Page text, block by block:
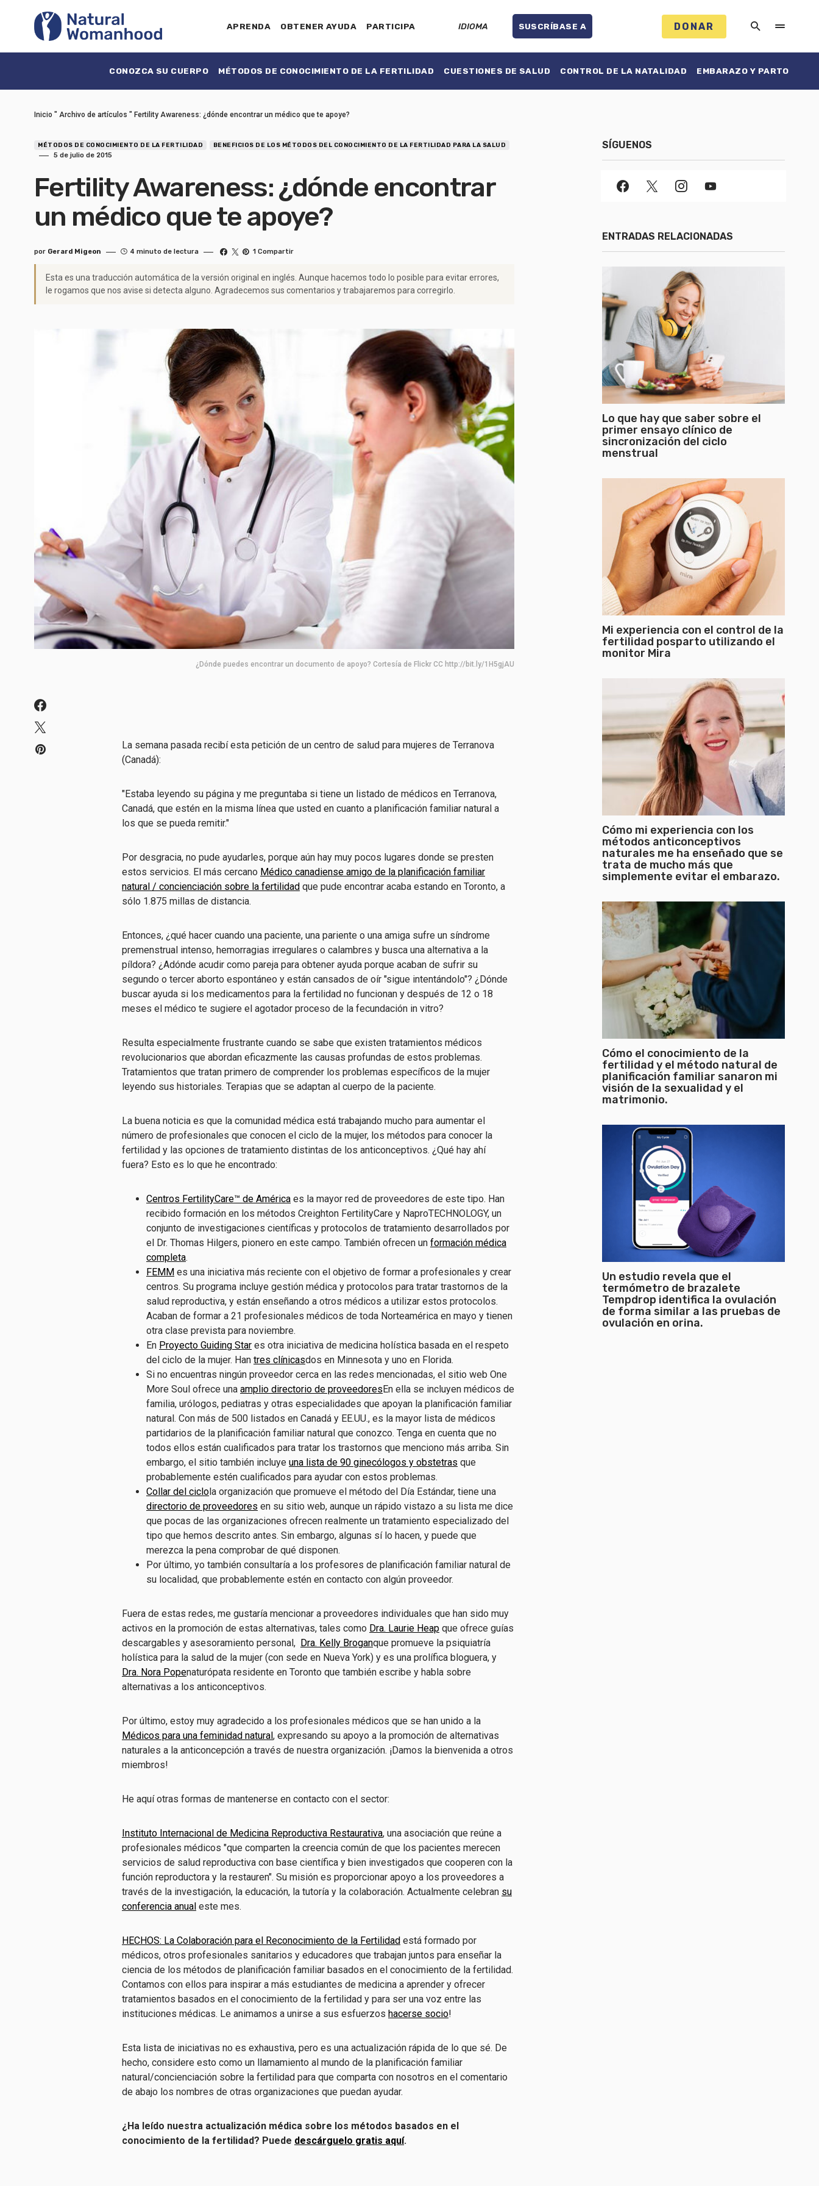
APRENDA OBTENER AYUDA PARTICIPA IDIOMA SUSCRÍBASE A DONAR
CONOZCA SU CUERPO MÉTODOS DE CONOCIMIENTO DE LA FERTILIDAD CUESTIONES DE SALUD CONTROL DE LA NATALIDAD EMBARAZO Y PARTO
Inicio " Archivo de artículos " Fertility Awareness: ¿dónde encontrar un médico que te apoye?
MÉTODOS DE CONOCIMIENTO DE LA FERTILIDAD BENEFICIOS DE LOS MÉTODOS DEL CONOCIMIENTO DE LA FERTILIDAD PARA LA SALUD
5 de julio de 2015
Fertility Awareness: ¿dónde encontrar
un médico que te apoye?
por Gerard Migeon 4 minuto de lectura 1 Compartir
Esta es una traducción automática de la versión original en inglés. Aunque hacemos todo lo posible para evitar errores,
le rogamos que nos avise si detecta alguno. Agradecemos sus comentarios y trabajaremos para corregirlo.
¿Dónde puedes encontrar un documento de apoyo? Cortesía de Flickr CC http://bit.ly/1H5gjAU
La semana pasada recibí esta petición de un centro de salud para mujeres de Terranova
(Canadá):
"Estaba leyendo su página y me preguntaba si tiene un listado de médicos en Terranova,
Canadá, que estén en la misma línea que usted en cuanto a planificación familiar natural a
los que se pueda remitir."
Por desgracia, no pude ayudarles, porque aún hay muy pocos lugares donde se presten
estos servicios. El más cercano Médico canadiense amigo de la planificación familiar
natural / concienciación sobre la fertilidad que pude encontrar acaba estando en Toronto, a
sólo 1.875 millas de distancia.
Entonces, ¿qué hacer cuando una paciente, una pariente o una amiga sufre un síndrome
premenstrual intenso, hemorragias irregulares o calambres y busca una alternativa a la
píldora? ¿Adónde acudir como pareja para obtener ayuda porque acaban de sufrir su
segundo o tercer aborto espontáneo y están cansados de oír "sigue intentándolo"? ¿Dónde
buscar ayuda si los medicamentos para la fertilidad no funcionan y después de 12 o 18
meses el médico te sugiere el agotador proceso de la fecundación in vitro?
Resulta especialmente frustrante cuando se sabe que existen tratamientos médicos
revolucionarios que abordan eficazmente las causas profundas de estos problemas.
Tratamientos que tratan primero de comprender los problemas específicos de la mujer
leyendo sus historiales. Terapias que se adaptan al cuerpo de la paciente.
La buena noticia es que la comunidad médica está trabajando mucho para aumentar el
número de profesionales que conocen el ciclo de la mujer, los métodos para conocer la
fertilidad y las opciones de tratamiento distintas de los anticonceptivos. ¿Qué hay ahí
fuera? Esto es lo que he encontrado:
Centros FertilityCare™ de América es la mayor red de proveedores de este tipo. Han
recibido formación en los métodos Creighton FertilityCare y NaproTECHNOLOGY, un
conjunto de investigaciones científicas y protocolos de tratamiento desarrollados por
el Dr. Thomas Hilgers, pionero en este campo. También ofrecen un formación médica
completa.
FEMM es una iniciativa más reciente con el objetivo de formar a profesionales y crear
centros. Su programa incluye gestión médica y protocolos para tratar trastornos de la
salud reproductiva, y están enseñando a otros médicos a utilizar estos protocolos.
Acaban de formar a 21 profesionales médicos de toda Norteamérica en mayo y tienen
otra clase prevista para noviembre.
En Proyecto Guiding Star es otra iniciativa de medicina holística basada en el respeto
del ciclo de la mujer. Han tres clínicasdos en Minnesota y uno en Florida.
Si no encuentras ningún proveedor cerca en las redes mencionadas, el sitio web One
More Soul ofrece una amplio directorio de proveedoresEn ella se incluyen médicos de
familia, urólogos, pediatras y otras especialidades que apoyan la planificación familiar
natural. Con más de 500 listados en Canadá y EE.UU., es la mayor lista de médicos
partidarios de la planificación familiar natural que conozco. Tenga en cuenta que no
todos ellos están cualificados para tratar los trastornos que menciono más arriba. Sin
embargo, el sitio también incluye una lista de 90 ginecólogos y obstetras que
probablemente estén cualificados para ayudar con estos problemas.
Collar del ciclola organización que promueve el método del Día Estándar, tiene una
directorio de proveedores en su sitio web, aunque un rápido vistazo a su lista me dice
que pocas de las organizaciones ofrecen realmente un tratamiento especializado del
tipo que hemos descrito antes. Sin embargo, algunas sí lo hacen, y puede que
merezca la pena comprobar de qué disponen.
Por último, yo también consultaría a los profesores de planificación familiar natural de
su localidad, que probablemente estén en contacto con algún proveedor.
Fuera de estas redes, me gustaría mencionar a proveedores individuales que han sido muy
activos en la promoción de estas alternativas, tales como Dra. Laurie Heap que ofrece guías
descargables y asesoramiento personal, Dra. Kelly Broganque promueve la psiquiatría
holística para la salud de la mujer (con sede en Nueva York) y es una prolífica bloguera, y
Dra. Nora Popenaturópata residente en Toronto que también escribe y habla sobre
alternativas a los anticonceptivos.
Por último, estoy muy agradecido a los profesionales médicos que se han unido a la
Médicos para una feminidad natural, expresando su apoyo a la promoción de alternativas
naturales a la anticoncepción a través de nuestra organización. ¡Damos la bienvenida a otros
miembros!
He aquí otras formas de mantenerse en contacto con el sector:
Instituto Internacional de Medicina Reproductiva Restaurativa, una asociación que reúne a
profesionales médicos "que comparten la creencia común de que los pacientes merecen
servicios de salud reproductiva con base científica y bien investigados que cooperen con la
función reproductora y la restauren". Su misión es proporcionar apoyo a los proveedores a
través de la investigación, la educación, la tutoría y la colaboración. Actualmente celebran su
conferencia anual este mes.
HECHOS: La Colaboración para el Reconocimiento de la Fertilidad está formado por
médicos, otros profesionales sanitarios y educadores que trabajan juntos para enseñar la
ciencia de los métodos de planificación familiar basados en el conocimiento de la fertilidad.
Contamos con ellos para inspirar a más estudiantes de medicina a aprender y ofrecer
tratamientos basados en el conocimiento de la fertilidad y para ser una voz entre las
instituciones médicas. Le animamos a unirse a sus esfuerzos hacerse socio!
Esta lista de iniciativas no es exhaustiva, pero es una actualización rápida de lo que sé. De
hecho, considere esto como un llamamiento al mundo de la planificación familiar
natural/concienciación sobre la fertilidad para que comparta con nosotros en el comentario
de abajo los nombres de otras organizaciones que puedan ayudar.
¿Ha leído nuestra actualización médica sobre los métodos basados en el
conocimiento de la fertilidad? Puede descárguelo gratis aquí.
SÍGUENOS
ENTRADAS RELACIONADAS
Lo que hay que saber sobre el
primer ensayo clínico de
sincronización del ciclo
menstrual
Mi experiencia con el control de la
fertilidad posparto utilizando el
monitor Mira
Cómo mi experiencia con los
métodos anticonceptivos
naturales me ha enseñado que se
trata de mucho más que
simplemente evitar el embarazo.
Cómo el conocimiento de la
fertilidad y el método natural de
planificación familiar sanaron mi
visión de la sexualidad y el
matrimonio.
Un estudio revela que el
termómetro de brazalete
Tempdrop identifica la ovulación
de forma similar a las pruebas de
ovulación en orina.